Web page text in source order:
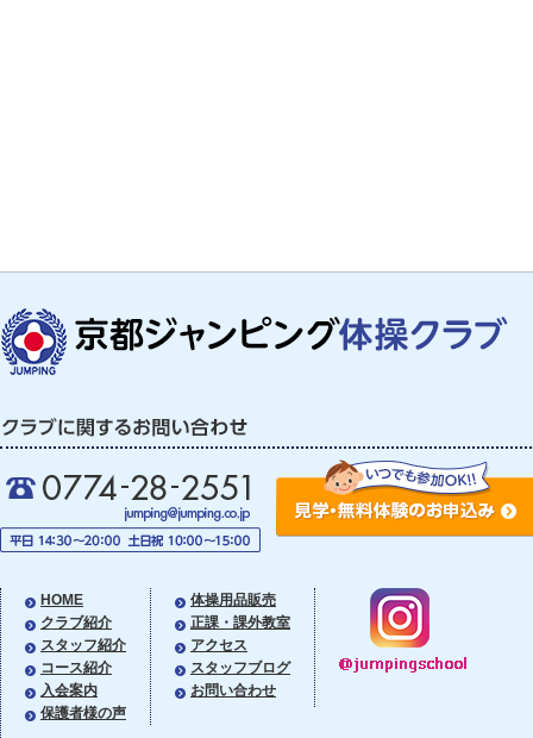
HOME
クラブ紹介
スタッフ紹介
コース紹介
入会案内
保護者様の声
体操用品販売
正課・課外教室
アクセス
スタッフブログ
お問い合わせ